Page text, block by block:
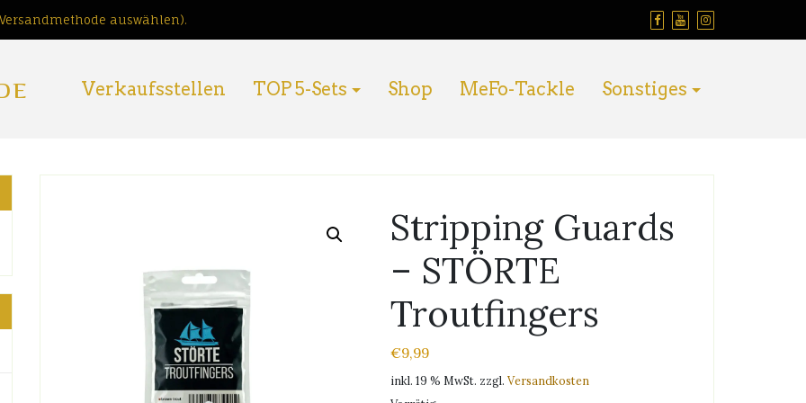
auswählen).
Verkaufsstellen TOP 5-Sets Shop MeFo-Tackle Sonstiges
Stripping Guards
– STÖRTE
Troutfingers
€9,99
inkl. 19 % MwSt. zzgl. Versandkosten